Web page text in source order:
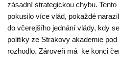
zásadní strategickou chybu.
pokusilo více vlád, pokaždé
do včerejšího jednání vlády, kdy
politiky ze Strakovy akademie
rozhodlo. Zároveň má ke konci